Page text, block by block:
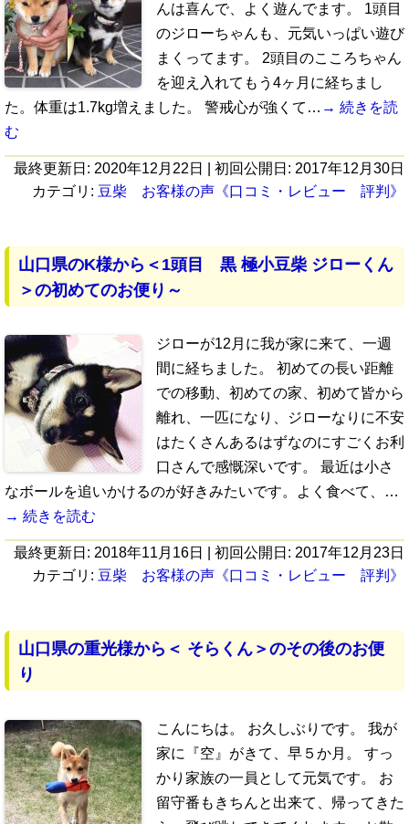
んは喜んで、よく遊んでます。 1頭目
のジローちゃんも、元気いっぱい遊び
まくってます。 2頭目のこころちゃん
を迎え入れてもう4ヶ月に経ちまし
た。体重は1.7kg増えました。 警戒心が強くて… → 続きを読
む
最終更新日: 2020年12月22日 | 初回公開日: 2017年12月30日
カテゴリ: 豆柴 お客様の声《口コミ・レビュー 評判》
山口県のK様から＜1頭目 黒 極小豆柴 ジローくん
＞の初めてのお便り～
ジローが12月に我が家に来て、一週
間に経ちました。 初めての長い距離
での移動、初めての家、初めて皆から
離れ、一匹になり、ジローなりに不安
はたくさんあるはずなのにすごくお利
口さんで感慨深いです。 最近は小さ
なボールを追いかけるのが好きみたいです。よく食べて、…
→ 続きを読む
最終更新日: 2018年11月16日 | 初回公開日: 2017年12月23日
カテゴリ: 豆柴 お客様の声《口コミ・レビュー 評判》
山口県の重光様から＜ そらくん＞のその後のお便
り
こんにちは。 お久しぶりです。 我が
家に『空』がきて、早５か月。 すっ
かり家族の一員として元気です。 お
留守番もきちんと出来て、帰ってきた